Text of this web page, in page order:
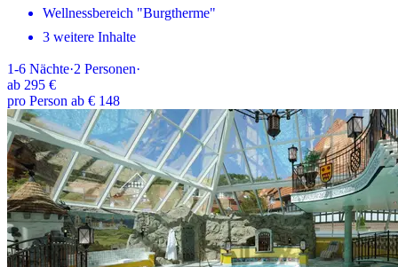
Wellnessbereich "Burgtherme"
3 weitere Inhalte
1-6 Nächte·2 Personen·
ab 295 €
pro Person ab € 148